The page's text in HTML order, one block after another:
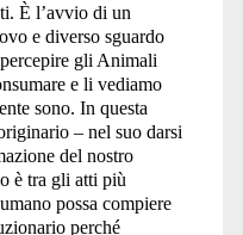
È l’avvio di un
e diverso sguardo
gli Animali
e li vediamo
sono. In questa
– nel suo darsi
del nostro
è tra gli atti più
possa compiere
perché